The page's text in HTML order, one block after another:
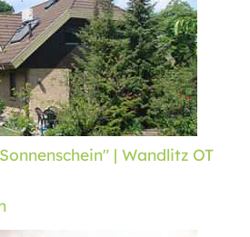
| Wandlitz OT